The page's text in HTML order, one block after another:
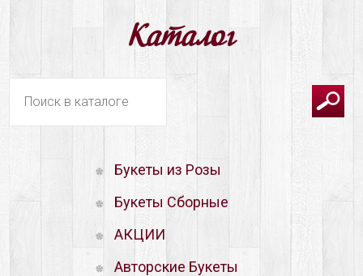
Каталог
Букеты из Розы
Букеты Сборные
АКЦИИ
Авторские Букеты